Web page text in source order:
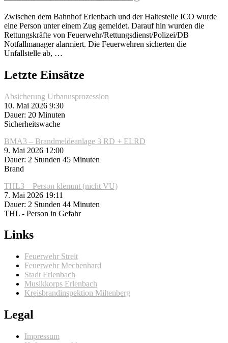
Zwischen dem Bahnhof Erlenbach und der Haltestelle ICO wurde
eine Person unter einem Zug gemeldet. Darauf hin wurden die
Rettungskräfte von Feuerwehr/Rettungsdienst/Polizei/DB
Notfallmanager alarmiert. Die Feuerwehren sicherten die
Unfallstelle ab, …
Letzte Einsätze
Absicherung Urbanusprozession
10. Mai 2026 9:30
Dauer: 20 Minuten
Sicherheitswache
BMA3 – Brandmeldeanlage 3 RD + ELRD
9. Mai 2026 12:00
Dauer: 2 Stunden 45 Minuten
Brand
THL3 – Person klemmt (nicht VU)
7. Mai 2026 19:11
Dauer: 2 Stunden 44 Minuten
THL - Person in Gefahr
Links
Feuerwehr Streit
Feuerwehr Mechenhard
Stadt Erlenbach
Musikkorps Erlenbach
Kreisbrandinspektion Miltenberg
Legal
Impressum